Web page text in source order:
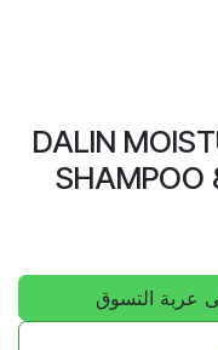
DALIN
SHAMPOO
عربة التسوق